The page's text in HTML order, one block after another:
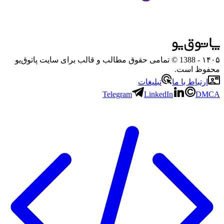
۱۴۰۵
- 1388 © تمامی حقوق مطالب و قالب برای سایت پاتوق‌یو
محفوظ است.
ارتباط با ما
تبلیغات
Telegram
LinkedIn DMCA